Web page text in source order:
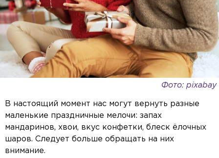
Фото: pixabay
В настоящий момент нас могут вернуть разные
маленькие праздничные мелочи: запах
мандаринов, хвои, вкус конфетки, блеск ёлочных
шаров. Следует больше обращать на них
внимание.